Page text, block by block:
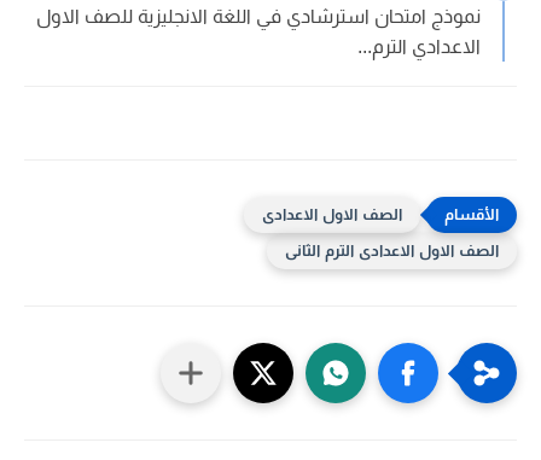
نموذج امتحان استرشادي في اللغة الانجليزية للصف الاول
الاعدادي الترم...
الصف الاول الاعدادى
الصف الاول الاعدادى الترم الثانى